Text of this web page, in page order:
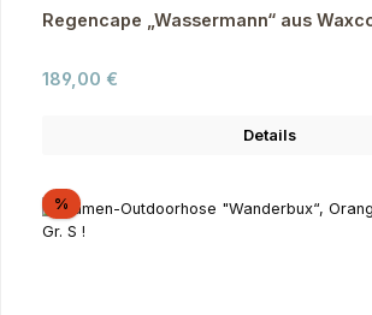
Regencape „Wassermann“ aus
Regulärer Preis:
189,00 €
Details
%Rabatt